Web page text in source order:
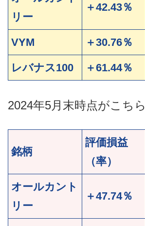
リー
＋42.43％
VYM ＋30.76％
レバナス100 ＋61.44％
2024年5月末時点がこちら
銘柄
評価損益
（率）
オールカント
リー
＋47.74％